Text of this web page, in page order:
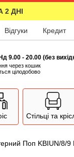
2 ДНІ
Відгуки Кредит
9.00 - 20.00 (без
через кошик
цілодобово
Стільці та
Поп KBIUN/8/9